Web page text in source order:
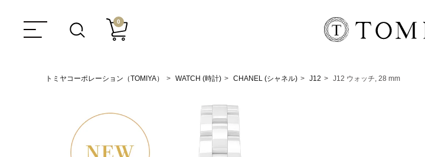
0
トミヤコーポレーション（TOMIYA） WATCH (時計) CHANEL (シャネル) J12 J12 ウォッチ, 28 mm